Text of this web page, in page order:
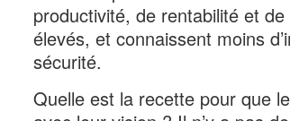
productivité, de rentabilité et
élevés, et connaissent moins
sécurité.
Quelle est la recette pour que